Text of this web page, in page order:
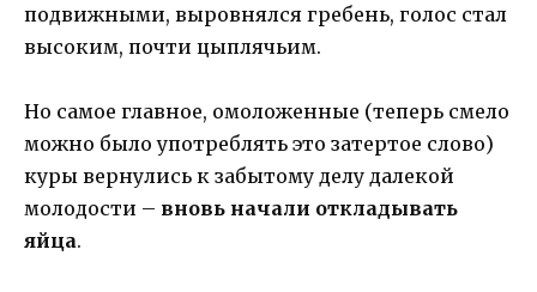
подвижными, выровнялся гребень, голос стал
высоким, почти цыплячьим.
Но самое главное, омоложенные (теперь смело
можно было употреблять это затертое слово)
куры вернулись к забытому делу далекой
молодости – вновь начали откладывать
яйца.